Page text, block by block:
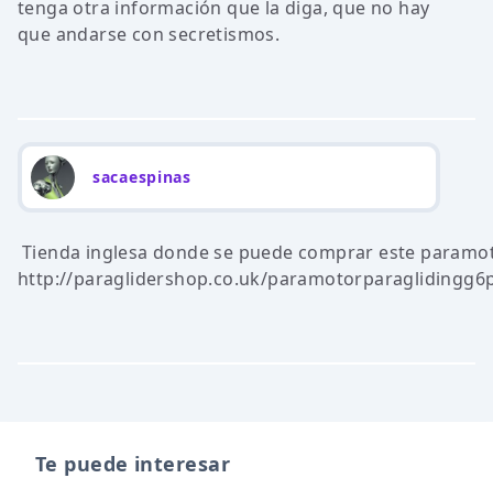
tenga otra información que la diga, que no hay
que andarse con secretismos.
sacaespinas
Tienda inglesa donde se puede comprar este
http://paraglidershop.co.uk/
Te puede interesar